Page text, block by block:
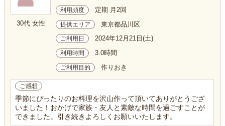
30代 女性
利用頻度 定期 月2回
提供エリア 東京都品川区
ご利用日 2024年12月21日(土)
利用時間 3.0時間
ご利用目的 作りおき
ご感想
季節にぴったりのお料理を沢山作って頂いてありがとうござ
いました！おかげで家族・友人と素敵な時間を過ごすことが
できました。引き続きよろしくお願いいたします。